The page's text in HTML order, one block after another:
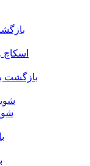
بازگشت